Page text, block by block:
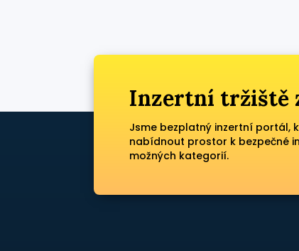
Inzertní tržiště
Jsme bezplatný inzertní portál,
nabídnout prostor k bezpečné
možných kategorií.